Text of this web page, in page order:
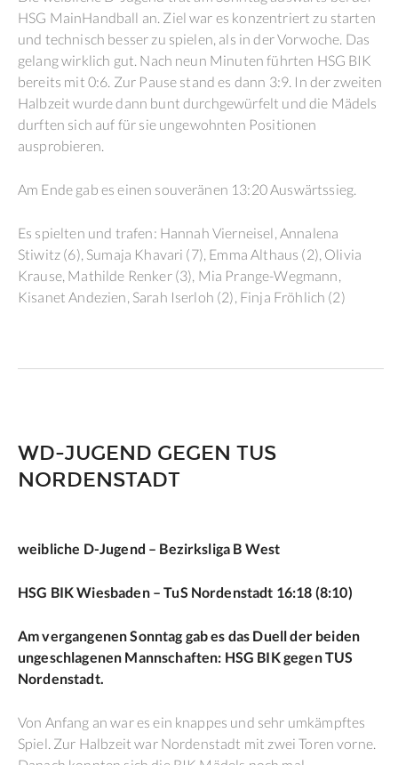
HSG MainHandball an. Ziel war es konzentriert zu starten
und technisch besser zu spielen, als in der Vorwoche. Das
gelang wirklich gut. Nach neun Minuten führten HSG BIK
bereits mit 0:6. Zur Pause stand es dann 3:9. In der zweiten
Halbzeit wurde dann bunt durchgewürfelt und die Mädels
durften sich auf für sie ungewohnten Positionen
ausprobieren.
Am Ende gab es einen souveränen 13:20 Auswärtssieg.
Es spielten und trafen: Hannah Vierneisel, Annalena
Stiwitz (6), Sumaja Khavari (7), Emma Althaus (2), Olivia
Krause, Mathilde Renker (3), Mia Prange-Wegmann,
Kisanet Andezien, Sarah Iserloh (2), Finja Fröhlich (2)
WD-JUGEND GEGEN TUS
NORDENSTADT
weibliche D-Jugend – Bezirksliga B West
HSG BIK Wiesbaden – TuS Nordenstadt 16:18 (8:10)
Am vergangenen Sonntag gab es das Duell der beiden
ungeschlagenen Mannschaften: HSG BIK gegen TUS
Nordenstadt.
Von Anfang an war es ein knappes und sehr umkämpftes
Spiel. Zur Halbzeit war Nordenstadt mit zwei Toren vorne.